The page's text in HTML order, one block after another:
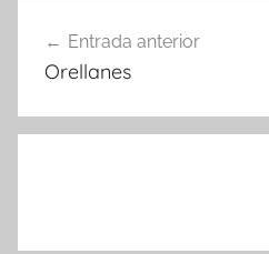
d'entrades
Entrada anterior
Orellanes